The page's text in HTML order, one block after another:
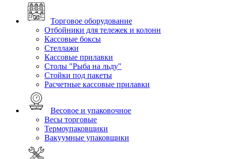
Торговое оборудование
Отбойники для тележек и колонн
Кассовые боксы
Стеллажи
Кассовые прилавки
Столы "Рыба на льду"
Стойки под пакеты
Расчетные кассовые прилавки
Весовое и упаковочное
Весы торговые
Термоупаковщики
Вакуумные упаковщики